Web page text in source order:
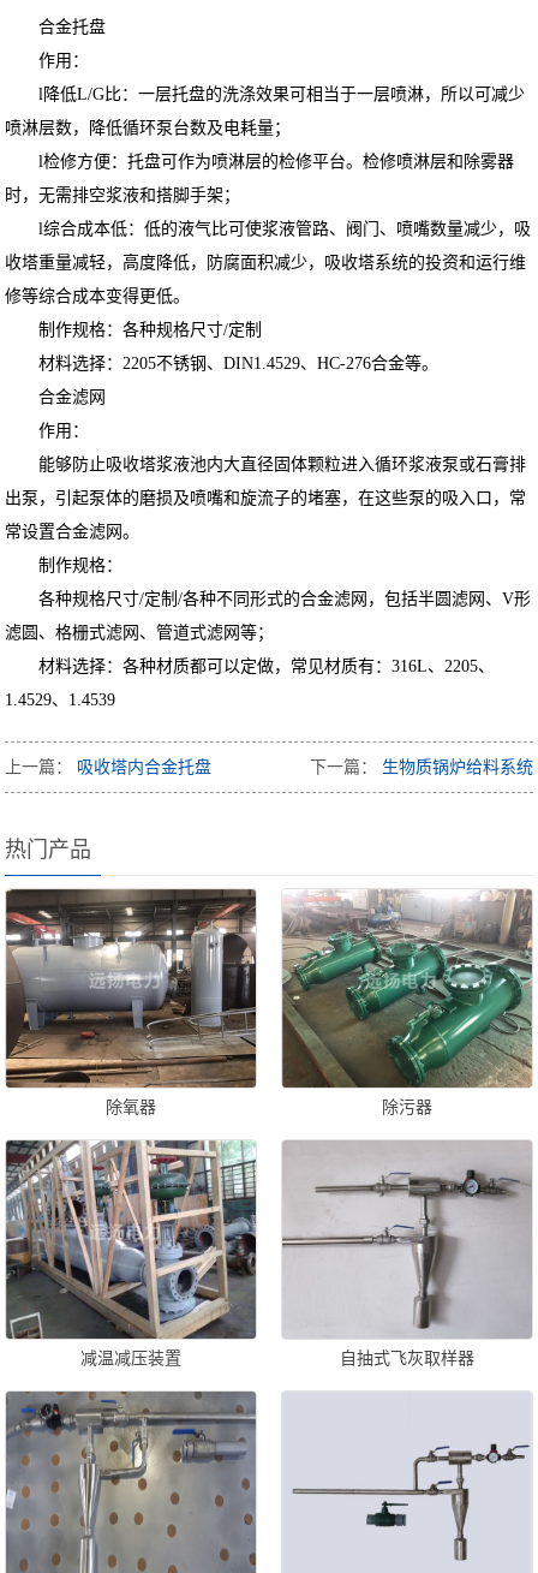
合金托盘
作用：
l降低L/G比：一层托盘的洗涤效果可相当于一层喷淋，所以可减少
喷淋层数，降低循环泵台数及电耗量；
l检修方便：托盘可作为喷淋层的检修平台。检修喷淋层和除雾器
时，无需排空浆液和搭脚手架；
l综合成本低：低的液气比可使浆液管路、阀门、喷嘴数量减少，吸
收塔重量减轻，高度降低，防腐面积减少，吸收塔系统的投资和运行维
修等综合成本变得更低。
制作规格：各种规格尺寸/定制
材料选择：2205不锈钢、DIN1.4529、HC-276合金等。
合金滤网
作用：
能够防止吸收塔浆液池内大直径固体颗粒进入循环浆液泵或石膏排
出泵，引起泵体的磨损及喷嘴和旋流子的堵塞，在这些泵的吸入口，常
常设置合金滤网。
制作规格：
各种规格尺寸/定制/各种不同形式的合金滤网，包括半圆滤网、V形
滤圆、格栅式滤网、管道式滤网等；
材料选择：各种材质都可以定做，常见材质有：316L、2205、
1.4529、1.4539
上一篇： 吸收塔内合金托盘 下一篇： 生物质锅炉给料系统
热门产品
除氧器 除污器
减温减压装置 自抽式飞灰取样器